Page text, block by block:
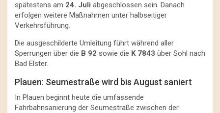
spätestens am 24. Juli abgeschlossen sein. Danach
erfolgen weitere Maßnahmen unter halbseitiger
Verkehrsführung.
Die ausgeschilderte Umleitung führt während aller
Sperrungen über die B 92 sowie die K 7843 über Sohl nach
Bad Elster.
Plauen: Seumestraße wird bis August saniert
In Plauen beginnt heute die umfassende
Fahrbahnsanierung der Seumestraße zwischen der